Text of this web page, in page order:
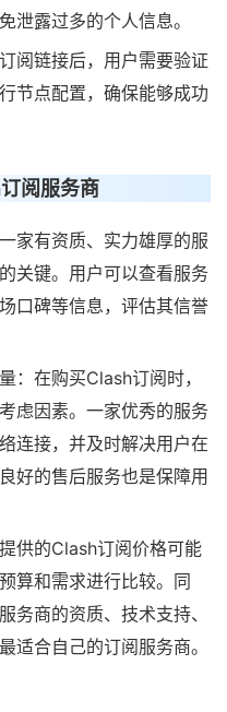
泄露过多的个人信息。
阅链接后，用户需要验证
节点配置，确保能够成功
阅服务商
家有资质、实力雄厚的服
关键。用户可以查看服务
口碑等信息，评估其信誉
：在购买Clash订阅时，
虑因素。一家优秀的服务
连接，并及时解决用户在
好的售后服务也是保障用
供的Clash订阅价格可能
算和需求进行比较。同
务商的资质、技术支持、
适合自己的订阅服务商。